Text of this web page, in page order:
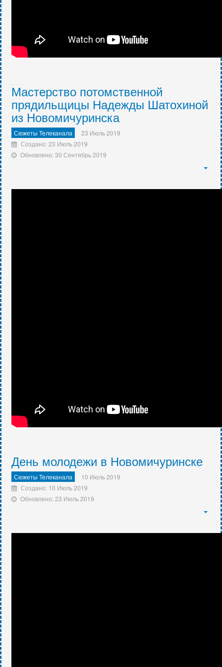
Мастерство потомственной
прядильщицы Надежды Шатохиной
из Новомичуринска
Сюжеты Телеканала
23 Июль 2019
Создано: 23 Июль 2019
Обновлено: 30 Сентябрь 2019
День молодежи в Новомичуринске
Сюжеты Телеканала
10 Июль 2019
Создано: 10 Июль 2019
Обновлено: 23 Июль 2019